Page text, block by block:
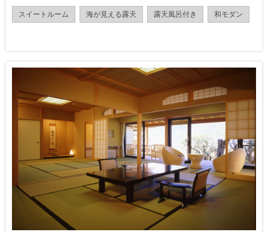
スイートルーム 海が見える露天 露天風呂付き 和モダン